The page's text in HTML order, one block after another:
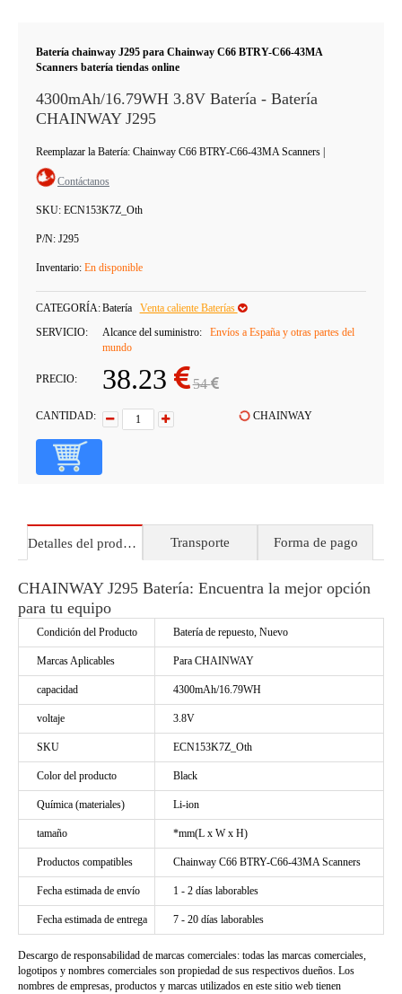
Batería chainway J295 para Chainway C66 BTRY-C66-43MA
Scanners batería tiendas online
4300mAh/16.79WH 3.8V Batería - Batería
CHAINWAY J295
Reemplazar la Batería: Chainway C66 BTRY-C66-43MA Scanners
Contáctanos
SKU: ECN153K7Z_Oth
P/N: J295
Inventario: En disponible
CATEGORÍA:Batería
Venta caliente Baterías
SERVICIO:
Alcance del suministro:
Envíos a España y otras partes del
mundo
PRECIO: 38.23 54
CANTIDAD: CHAINWAY
Detalles del producto Transporte Forma de pago
CHAINWAY J295 Batería: Encuentra la mejor opción
para tu equipo
Condición del Producto Batería de repuesto, Nuevo
Marcas Aplicables Para CHAINWAY
capacidad 4300mAh/16.79WH
voltaje 3.8V
SKU ECN153K7Z_Oth
Color del producto Black
Química (materiales) Li-ion
tamaño *mm(L x W x H)
Productos compatibles Chainway C66 BTRY-C66-43MA Scanners
Fecha estimada de envío 1 - 2 días laborables
Fecha estimada de entrega 7 - 20 días laborables
Descargo de responsabilidad de marcas comerciales: todas las marcas comerciales,
logotipos y nombres comerciales son propiedad de sus respectivos dueños. Los
nombres de empresas, productos y marcas utilizados en este sitio web tienen